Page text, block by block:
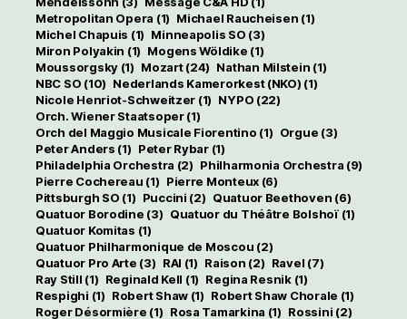
Metropolitan Opera (1) Michael Raucheisen (1)
Michel Chapuis (1) Minneapolis SO (3)
Miron Polyakin (1) Mogens Wöldike (1)
Moussorgsky(1) Mozart(24) Nathan Milstein (1)
NBC SO (10) Nederlands Kamerorkest (NKO) (1)
Nicole Henriot-Schweitzer (1) NYPO (22)
Orch. Wiener Staatsoper(1)
Orch del Maggio Musicale Fiorentino (1) Orgue (3)
Peter Anders (1) Peter Rybar(1)
Philadelphia Orchestra (2) Philharmonia Orchestra (9)
Pierre Cochereau (1) Pierre Monteux (6)
Pittsburgh SO (1) Puccini (2) Quatuor Beethoven (6)
Quatuor Borodine (3) Quatuor du Théâtre Bolshoï(1)
Quatuor Komitas (1)
Quatuor Philharmonique de Moscou (2)
Quatuor Pro Arte (3) RAI (1) Raison (2) Ravel (7)
Ray Still (1) Reginald Kell (1) Regina Resnik(1)
Respighi (1) Robert Shaw(1) Robert Shaw Chorale (1)
Roger Désormière (1) Rosa Tamarkina (1) Rossini (2)